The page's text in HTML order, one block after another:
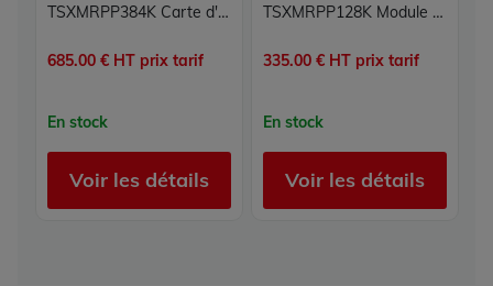
TSXMRPP384K Carte d'extension de mémoire SRAM 354 Ko Modicon Premium Schneider Electric
685.00 € HT prix tarif
En stock
Voir les détails
TSXMRPP128K Module d'extension de mémoire SRAM Modicon Premium Schneider Telemecanique
335.00 € HT prix tarif
En stock
Voir les détails